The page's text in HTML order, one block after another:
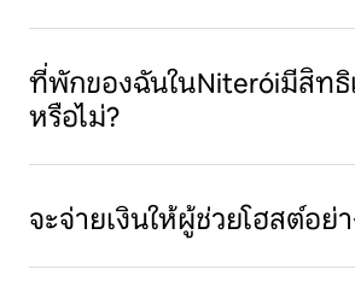
ที่พักของฉันในNiteróiมีสิทธิ
หรือไม่?
จะจ่ายเงินให้ผู้ช่วยโฮสต์อย่า